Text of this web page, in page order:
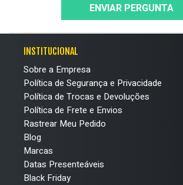
ENVIAR PERGUNTA
INSTITUCIONAL
Sobre a Empresa
Política de Segurança e Privacidade
Política de Trocas e Devoluções
Política de Frete e Envios
Rastrear Meu Pedido
Blog
Marcas
Datas Presenteáveis
Black Friday